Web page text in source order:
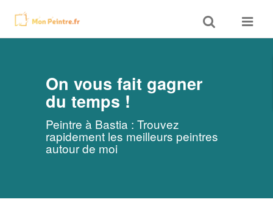
Toggle
search
Toggle
On vous fait gagner
du temps !
Peintre à Bastia : Trouvez
rapidement les meilleurs peintres
autour de moi